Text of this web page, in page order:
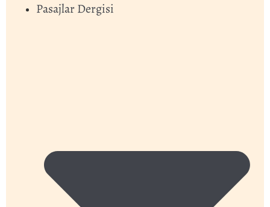
Pasajlar Dergisi